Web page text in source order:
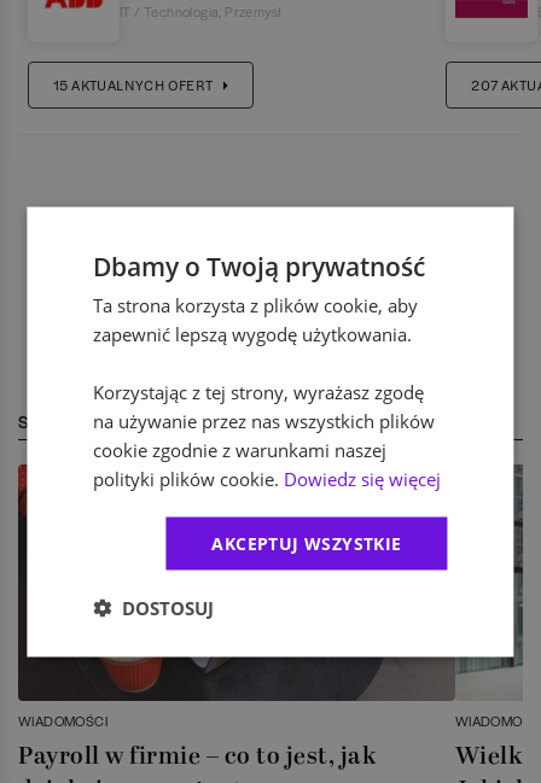
IT / Technologia Przemysł
15AKTUALNYCH OFERT 207
STREFA EKSPERTA
WIADOMOŚCI
Payroll w firmie – co to jest, jak
Dbamy o Twoją prywatność
Ta strona korzysta z plików cookie, aby
zapewnić lepszą wygodę użytkowania.
Korzystając z tej strony, wyrażasz zgodę
na używanie przez nas wszystkich plików
cookie zgodnie z warunkami naszej
polityki plików cookie. Dowiedz się więcej
AKCEPTUJ WSZYSTKIE
DOSTOSUJ